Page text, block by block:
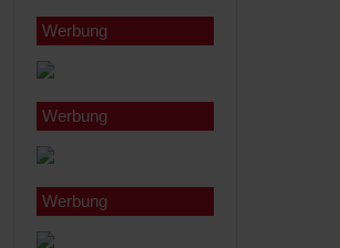
Werbung
Werbung
Werbung